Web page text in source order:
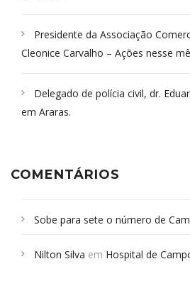
Presidente da Associação
Cleonice Carvalho – Ações nesse
Delegado de polícia civil, dr.
em Araras.
COMENTÁRIOS
Sobe para sete o número de
Campoformosenses que morreram
Nilton Silva em Hospital de